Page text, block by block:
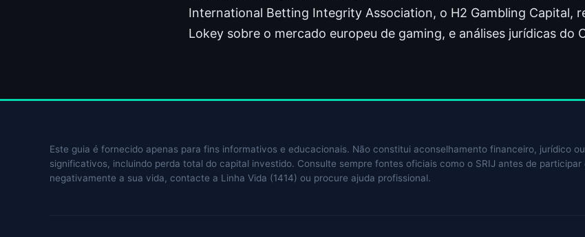
International Betting Integrity Association, o H2 Gambling Capital,
Lokey sobre o mercado europeu de gaming, e análises jurídicas do
Este guia é fornecido apenas para fins informativos e educacionais. Não constitui aconselhamento financeiro, jurídico
significativos, incluindo perda total do capital investido. Consulte sempre fontes oficiais como o SRIJ antes de
negativamente a sua vida, contacte a Linha Vida (1414) ou procure ajuda profissional.